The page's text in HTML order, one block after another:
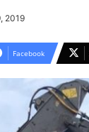
2019
Facebook